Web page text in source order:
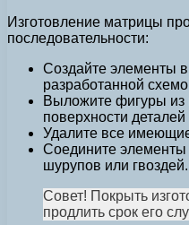
Изготовление матрицы
последовательности:
Создайте элементы в
разработанной
Выложите фигуры из
поверхности
Удалите все
Соедините
шурупов или гвоздей.
Совет! Покрыть
продлить срок его